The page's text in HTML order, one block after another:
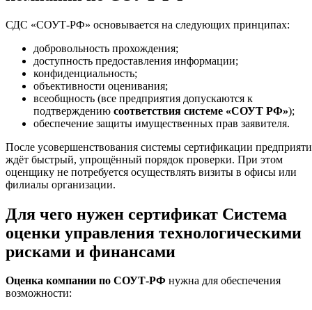
СДС «СОУТ-РФ» основывается на следующих принципах:
добровольность прохождения;
доступность предоставления информации;
конфиденциальность;
объективности оценивания;
всеобщность (все предприятия допускаются к
подтверждению соответствия системе «СОУТ РФ»);
обеспечение защиты имущественных прав заявителя.
После усовершенствования системы сертификации
ждёт быстрый, упрощённый порядок проверки. При этом
оценщику не потребуется осуществлять визиты в офисы или
филиалы организации.
Для чего нужен сертификат Система
оценки управления технологическими
рисками и финансами
Оценка компании по СОУТ-РФ нужна для обеспечения
возможности: